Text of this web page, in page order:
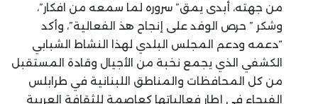
من جهته، أبدى يمق” سروره لما سمعه من افكار”،
وشكر ” حرص الوفد على إنجاح هذ الفعالية”، وأكد
“دعمه ودعم المجلس البلدي لهذا النشاط الشبابي
الكشفي الذي يجمع نخبة من الأجيال وقادة المستقبل
من كل المحافظات والمناطق اللبنانية في طرابلس
الفيحاء في إطار فعالياتها كعاصمة للثقافة العربية